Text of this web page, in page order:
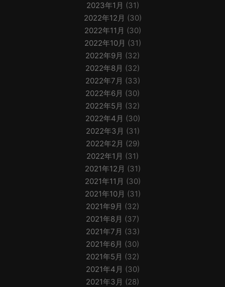
2023年1月 (31)
2022年12月 (30)
2022年11月 (30)
2022年10月 (31)
2022年9月 (32)
2022年8月 (32)
2022年7月 (33)
2022年6月 (30)
2022年5月 (32)
2022年4月 (30)
2022年3月 (31)
2022年2月 (29)
2022年1月 (31)
2021年12月 (31)
2021年11月 (30)
2021年10月 (31)
2021年9月 (32)
2021年8月 (37)
2021年7月 (33)
2021年6月 (30)
2021年5月 (32)
2021年4月 (30)
2021年3月 (28)